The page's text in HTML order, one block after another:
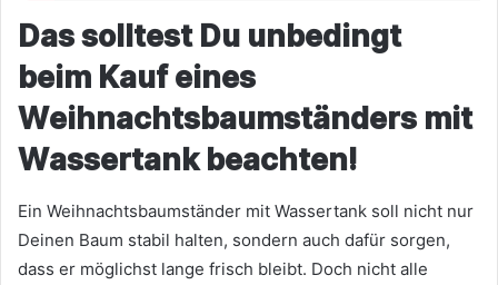
Das solltest Du unbedingt
beim Kauf eines
Weihnachtsbaumständers mit
Wassertank beachten!
Ein Weihnachtsbaumständer mit Wassertank soll nicht nur
Deinen Baum stabil halten, sondern auch dafür sorgen,
dass er möglichst lange frisch bleibt. Doch nicht alle